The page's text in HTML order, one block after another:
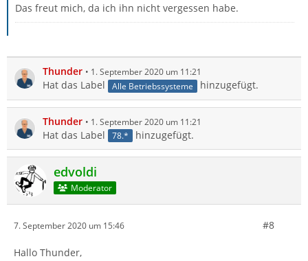
Das freut mich, da ich ihn nicht vergessen habe.
Thunder 1. September 2020 um 11:21
Hat das Label Alle Betriebssysteme hinzugefügt.
Thunder 1. September 2020 um 11:21
Hat das Label 78.* hinzugefügt.
edvoldi
Moderator
7. September 2020 um 15:46 #8
Hallo Thunder,